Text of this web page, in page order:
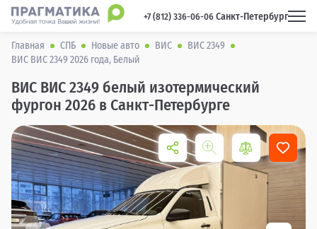
+7 (812) 336-06-06 Санкт-Петербург
Главная СПБ Новые авто ВИС
ВИС 2349
ВИС ВИС 2349 2026 года, Белый
ВИС ВИС 2349 белый изотермический
фургон 2026 в Санкт-Петербурге